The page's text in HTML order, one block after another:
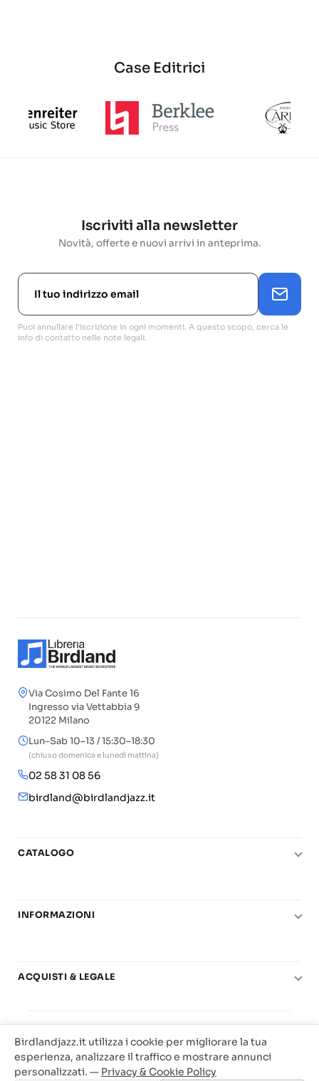
Case Editrici
Iscriviti alla newsletter
Novità, offerte e nuovi arrivi in anteprima.
Puoi annullare l'iscrizione in ogni momenti. A questo scopo, cerca le
info di contatto nelle note legali.
Via Cosimo Del Fante 16
Ingresso via Vettabbia 9
20122 Milano
Lun–Sab 10–13 / 15:30–18:30
(chiuso domenica e lunedì mattina)
02 58 31 08 56
birdland@birdlandjazz.it
CATALOGO
Chitarra
Basi play-along
Offerte
INFORMAZIONI
Carta del Docente
ACQUISTI & LEGALE
Privacy & Cookie
Traccia il tuo ordine
Birdland Milano. P.Iva 12093700156
Web Agency Milano
Birdlandjazz.it utilizza i cookie per migliorare la tua
esperienza, analizzare il traffico e mostrare annunci
personalizzati. — Privacy & Cookie Policy